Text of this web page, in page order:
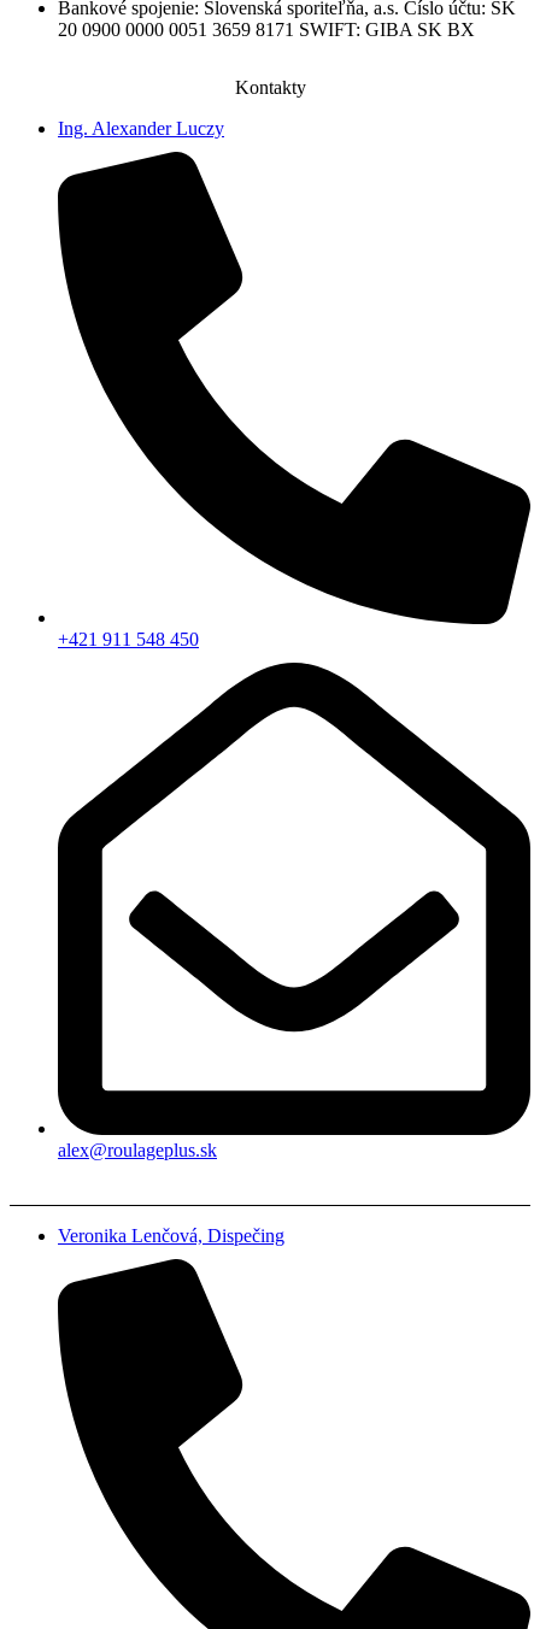
Bankové spojenie: Slovenská sporiteľňa, a.s. Číslo účtu: SK
20 0900 0000 0051 3659 8171 SWIFT: GIBA SK BX
Kontakty
Ing. Alexander Luczy
+421 911 548 450
alex@roulageplus.sk
Veronika Lenčová, Dispečing